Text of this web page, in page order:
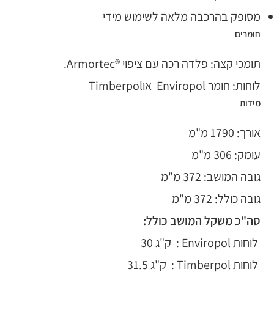
מסופק בהרכבה מלאה לשימוש מידי
חומרים
תומכי קצה: פלדה רכה עם ציפוי ®Armortec.
לוחות: חומר Enviropol אוTimberpol
מידות
אורך: 1790 מ"מ
עומק: 306 מ"מ
גובה המושב: 372 מ"מ
גובה כולל: 372 מ"מ
סה"כ משקל המושב כולל:
לוחות Enviropol : ק"ג 30
לוחות Timberpol : ק"ג 31.5